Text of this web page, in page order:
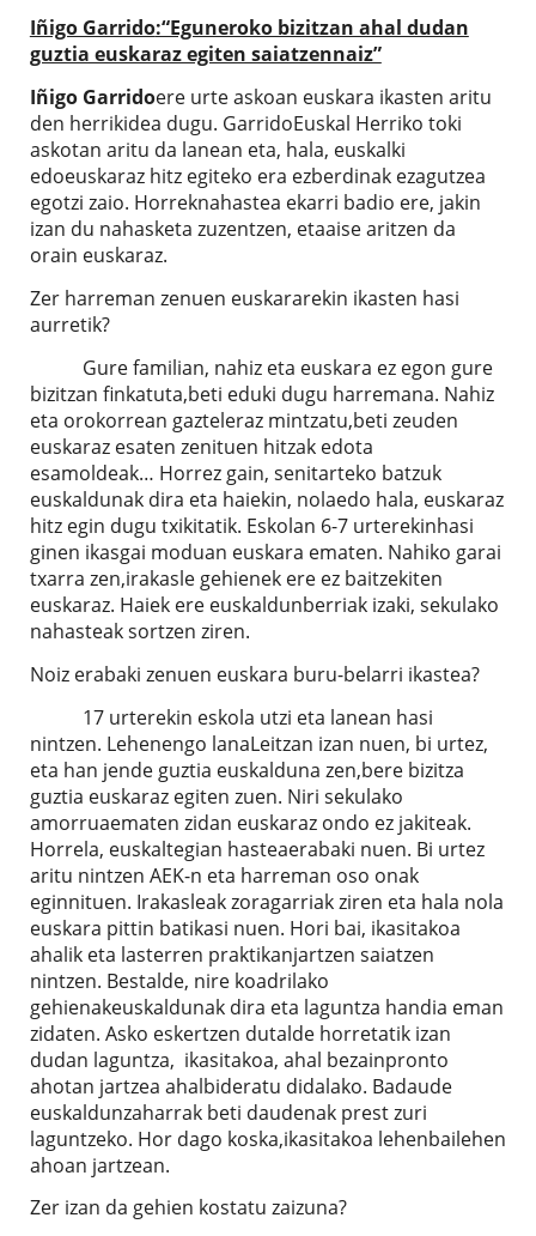
Iñigo Garrido:“Eguneroko bizitzan ahal dudan
guztia euskaraz egiten saiatzennaiz”
Iñigo Garridoere urte askoan euskara ikasten aritu
den herrikidea dugu. GarridoEuskal Herriko toki
askotan aritu da lanean eta, hala, euskalki
edoeuskaraz hitz egiteko era ezberdinak ezagutzea
egotzi zaio. Horreknahastea ekarri badio ere, jakin
izan du nahasketa zuzentzen, etaaise aritzen da
orain euskaraz.
Zer harreman zenuen euskararekin ikasten hasi
aurretik?
Gure familian, nahiz eta euskara ez egon gure
bizitzan finkatuta,beti eduki dugu harremana. Nahiz
eta orokorrean gazteleraz mintzatu,beti zeuden
euskaraz esaten zenituen hitzak edota
esamoldeak… Horrez gain, senitarteko batzuk
euskaldunak dira eta haiekin, nolaedo hala, euskaraz
hitz egin dugu txikitatik. Eskolan 6-7 urterekinhasi
ginen ikasgai moduan euskara ematen. Nahiko garai
txarra zen,irakasle gehienek ere ez baitzekiten
euskaraz. Haiek ere euskaldunberriak izaki, sekulako
nahasteak sortzen ziren.
Noiz erabaki zenuen euskara buru-belarri ikastea?
17 urterekin eskola utzi eta lanean hasi
nintzen. Lehenengo lanaLeitzan izan nuen, bi urtez,
eta han jende guztia euskalduna zen,bere bizitza
guztia euskaraz egiten zuen. Niri sekulako
amorruaematen zidan euskaraz ondo ez jakiteak.
Horrela, euskaltegian hasteaerabaki nuen. Bi urtez
aritu nintzen AEK-n eta harreman oso onak
eginnituen. Irakasleak zoragarriak ziren eta hala nola
euskara pittin batikasi nuen. Hori bai, ikasitakoa
ahalik eta lasterren praktikanjartzen saiatzen
nintzen. Bestalde, nire koadrilako
gehienakeuskaldunak dira eta laguntza handia eman
zidaten. Asko eskertzen dutalde horretatik izan
dudan laguntza, ikasitakoa, ahal bezainpronto
ahotan jartzea ahalbideratu didalako. Badaude
euskaldunzaharrak beti daudenak prest zuri
laguntzeko. Hor dago koska,ikasitakoa lehenbailehen
ahoan jartzean.
Zer izan da gehien kostatu zaizuna?